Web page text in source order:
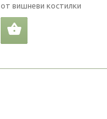
от вишневи костилки